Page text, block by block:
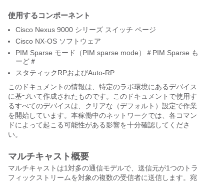
使用するコンポーネント
Cisco Nexus 9000 シリーズ スイッチ ページ
Cisco NX-OS ソフトウェア
PIM Sparse モード（PIM sparse mode）＃PIM Sparse も
ーど＃
スタティックRPおよびAuto-RP
このドキュメントの情報は、特定のラボ環境にあるデバイス
に基づいて作成されたものです。このドキュメントで使用す
るすべてのデバイスは、クリアな（デフォルト）設定で作業
を開始しています。本稼働中のネットワークでは、各コマン
ドによって起こる可能性がある影響を十分確認してくださ
い。
マルチキャスト概要
マルチキャストは1対多の通信モデルで、送信元が1つのトラ
フィックストリームを対象の複数の受信者に送信します。宛